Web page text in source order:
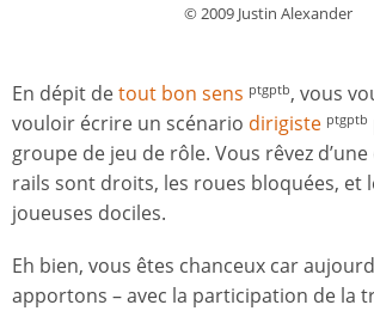
© 2009 Justin Alexander
En dépit detout bon sens ptgptb, vous
vouloir écrire un scénario dirigiste ptgptb
groupe de jeu de rôle. Vous rêvez
rails sont droits, les roues bloquées, et
joueuses dociles.
Eh bien, vous êtes chanceux car
apportons – avec la participation de la